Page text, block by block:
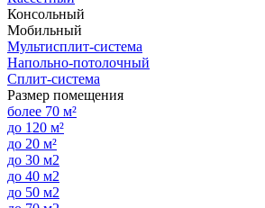
Консольный
Мобильный
Мультисплит-система
Напольно-потолочный
Сплит-система
Размер помещения
более 70 м²
до 120 м²
до 20 м²
до 30 м2
до 40 м2
до 50 м2